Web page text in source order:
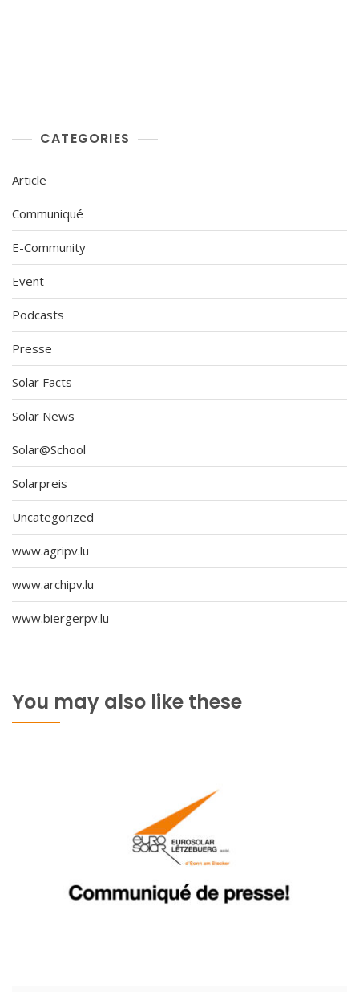
CATEGORIES
Article
Communiqué
E-Community
Event
Podcasts
Presse
Solar Facts
Solar News
Solar@School
Solarpreis
Uncategorized
www.agripv.lu
www.archipv.lu
www.biergerpv.lu
You may also like these